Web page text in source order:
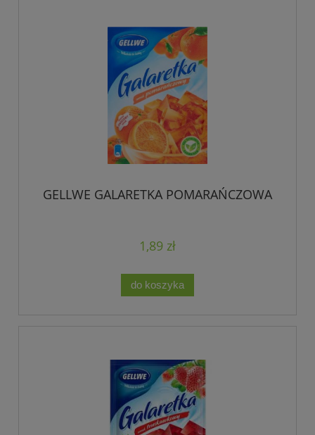
GELLWE GALARETKA POMARAŃCZOWA
1,89 zł
do koszyka